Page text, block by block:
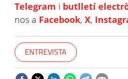
Telegram i butlletí
nos a Facebook, X,
ENTREVISTA